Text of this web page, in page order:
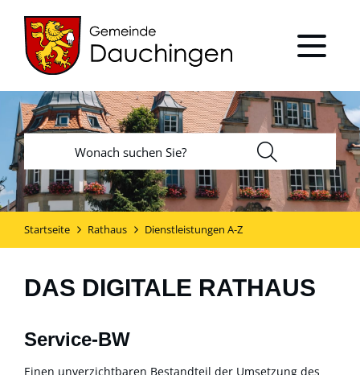
Startseite Rathaus Dienstleistungen A-Z
DAS DIGITALE RATHAUS
Service-BW
Einen unverzichtbaren Bestandteil der Umsetzung des